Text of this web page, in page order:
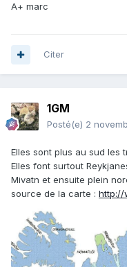
A+ marc
Citer
1GM
Posté(e) 2
Elles sont plus au sud les
Elles font surtout
Mivatn et ensuite plein
source de la carte : http://